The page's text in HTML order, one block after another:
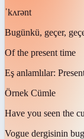
ˈkʌrənt
Bugünkü, geçer,
Of the present time
Eş anlamlılar:
Örnek Cümle
Have you seen the
Vogue dergisinin